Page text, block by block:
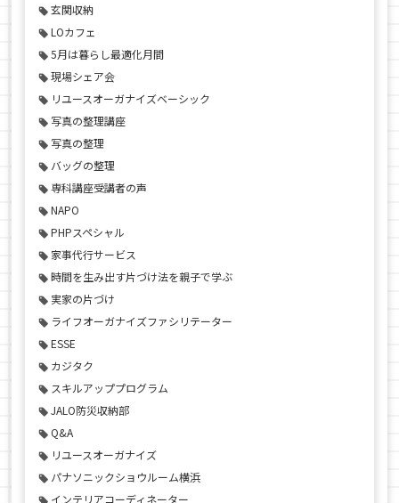
玄関収納
LOカフェ
5月は暮らし最適化月間
現場シェア会
リユースオーガナイズベーシック
写真の整理講座
写真の整理
バッグの整理
専科講座受講者の声
NAPO
PHPスペシャル
家事代行サービス
時間を生み出す片づけ法を親子で学ぶ
実家の片づけ
ライフオーガナイズファシリテーター
ESSE
カジタク
スキルアッププログラム
JALO防災収納部
Q&A
リユースオーガナイズ
パナソニックショウルーム横浜
インテリアコーディネーター